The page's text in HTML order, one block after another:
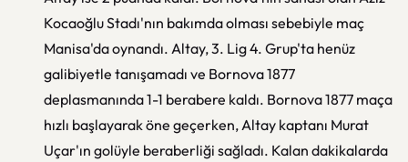
Kocaoğlu Stadı'nın bakımda olması sebebiyle maç
Manisa'da oynandı. Altay, 3. Lig 4. Grup'ta henüz
galibiyetle tanışamadı ve Bornova 1877
deplasmanında 1-1 berabere kaldı. Bornova 1877 maça
hızlı başlayarak öne geçerken, Altay kaptanı Murat
Uçar'ın golüyle beraberliği sağladı. Kalan dakikalarda